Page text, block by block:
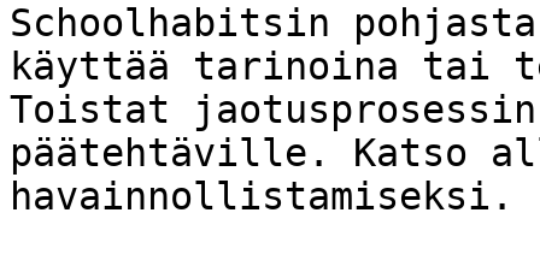
Schoolhabitsin
käyttää tarinoina tai
Toistat
päätehtäville. Katso
havainnollistamiseksi.